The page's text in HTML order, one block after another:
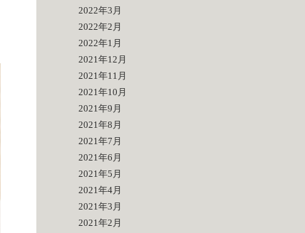
2022年3月
2022年2月
2022年1月
2021年12月
2021年11月
2021年10月
2021年9月
2021年8月
2021年7月
2021年6月
2021年5月
2021年4月
2021年3月
2021年2月